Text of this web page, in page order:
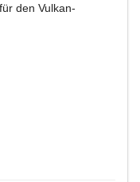
den Vulkan-